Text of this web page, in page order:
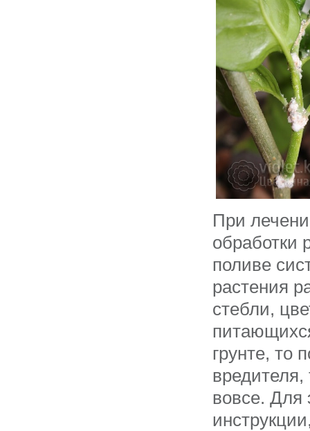
При
обработки
поливе
растения
стебли,
грунте, то
вовсе. Для